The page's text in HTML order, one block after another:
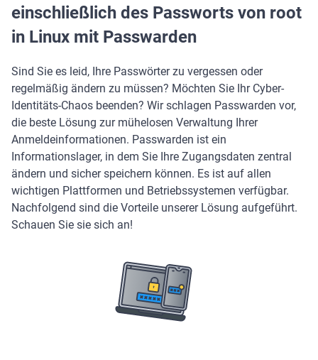
einschließlich des Passworts von root
in Linux mit Passwarden
Sind Sie es leid, Ihre Passwörter zu vergessen oder
regelmäßig ändern zu müssen? Möchten Sie Ihr Cyber-
Identitäts-Chaos beenden? Wir schlagen Passwarden vor,
die beste Lösung zur mühelosen Verwaltung Ihrer
Anmeldeinformationen. Passwarden ist ein
Informationslager, in dem Sie Ihre Zugangsdaten zentral
ändern und sicher speichern können. Es ist auf allen
wichtigen Plattformen und Betriebssystemen verfügbar.
Nachfolgend sind die Vorteile unserer Lösung aufgeführt.
Schauen Sie sie sich an!